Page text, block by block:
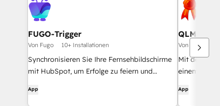
FUGO-Trigger
Von Fugo 10+ Installationen
Synchronisieren Sie Ihre Fernsehbildschirme
mit HubSpot, um Erfolge zu feiern und
App
QLM CRM
Von Soraco
Mit der
einem
CRM-Karte
App